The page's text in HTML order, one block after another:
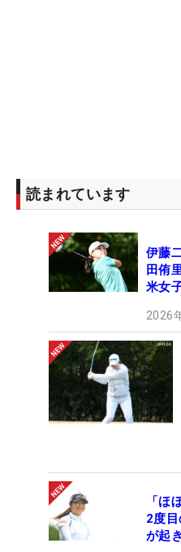
読まれています
伊藤
田侑
米女
2026
「ほ
2度
が起